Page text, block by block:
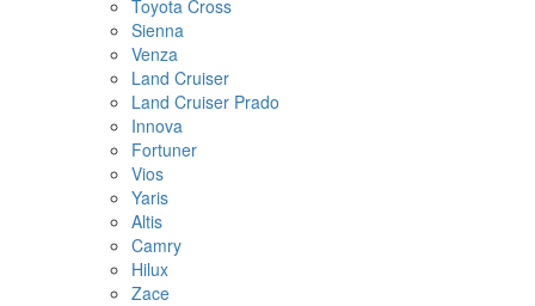
Toyota Cross
Sienna
Venza
Land Cruiser
Land Cruiser Prado
Innova
Fortuner
Vios
Yaris
Altis
Camry
Hilux
Zace